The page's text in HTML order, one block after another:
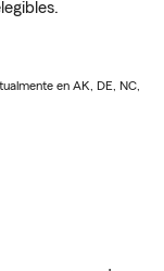
en AK, DE, NC,